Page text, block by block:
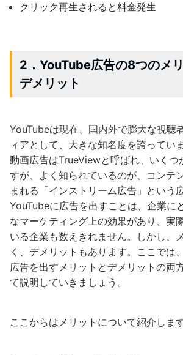
クリック再生されると料金発生
2．YouTube広告の8つのメ
デメリット
YouTubeは現在、国内外で膨大な視聴
ィアとして、大きな知名度を誇ってい
動画広告はTrueViewと呼ばれ、いくつ
すが、よく知られているのが、コンテ
まれる「インストリーム広告」という
YouTubeに広告を出すことは、企業に
なマーケティング上の効果があり、実
いる企業も数えきれません。しかし、
く、デメリットもあります。ここでは
広告を出すメリットとデメリットの両
て説明していきましょう。
ここからはメリットについて紹介します